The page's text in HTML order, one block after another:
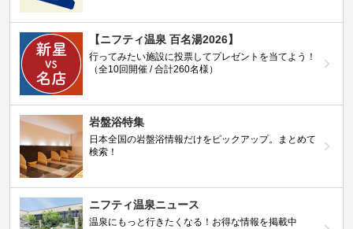
【ニフティ温泉 百名湯2026】
行ってみたい施設に投票してプレゼントを当てよう！
（全10回開催 / 合計260名様）
岩盤浴特集
日本全国の岩盤浴情報だけをピックアップ。まとめて
検索！
ニフティ温泉ニュース
温泉にもっと行きたくなる！お得な情報を掲載中